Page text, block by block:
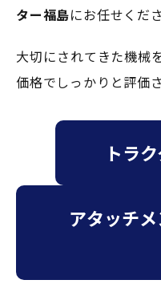
ター福島にお任せくだ
大切にされてきた機械
価格でしっかりと評価
トラ
アタッチ